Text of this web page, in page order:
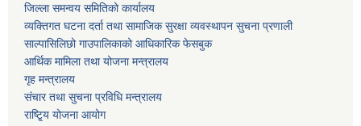
जिल्ला समन्वय समितिको कार्यालय
व्यक्तिगत घटना दर्ता तथा सामाजिक सुरक्षा व्यवस्थापन सुचना प्रणाली
साल्पासिलिछो गाउपालिकाको आधिकारिक फेसबुक
आर्थिक मामिला तथा योजना मन्त्रालय
गृह मन्त्रालय
संचार तथा सुचना प्रविधि मन्त्रालय
राष्टि्ृय योजना आयोग